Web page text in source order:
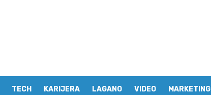
TECH KARIJERA LAGANO VIDEO MARKETING